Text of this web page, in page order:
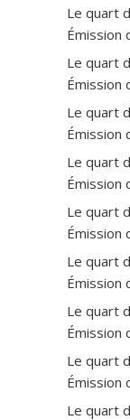
Le quart
Émission
Le quart
Émission
Le quart
Émission
Le quart
Émission
Le quart
Émission
Le quart
Émission
Le quart
Émission
Le quart
Émission
Le quart